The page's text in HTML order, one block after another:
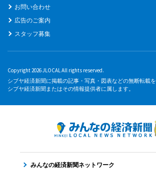
お問い合わせ
広告のご案内
スタッフ募集
Copyright 2026 JLOCAL All rights reserved.
シブヤ経済新聞に掲載の記事・写真・図表などの無断転載
シブヤ経済新聞またはその情報提供者に属します。
みんなの経済新聞ネットワーク